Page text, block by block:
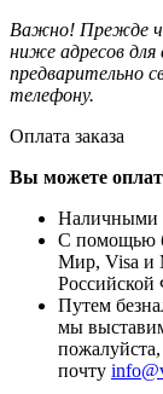
Важно! Прежде
ниже адресов
предварительно
телефону.
Оплата заказа
Вы можете
Наличными
С помощью
Мир, Visa и
Российской
Путем
мы
почту